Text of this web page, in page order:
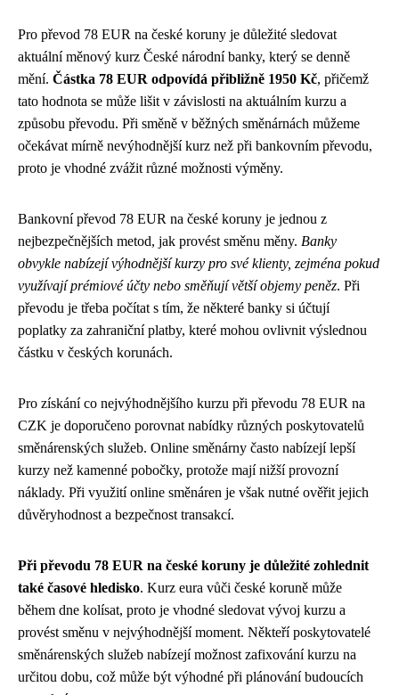
Pro převod 78 EUR na české koruny je důležité sledovat
aktuální měnový kurz České národní banky, který se denně
mění. Částka 78 EUR odpovídá přibližně 1950 Kč, přičemž
tato hodnota se může lišit v závislosti na aktuálním kurzu a
způsobu převodu. Při směně v běžných směnárnách můžeme
očekávat mírně nevýhodnější kurz než při bankovním převodu,
proto je vhodné zvážit různé možnosti výměny.
Bankovní převod 78 EUR na české koruny je jednou z
nejbezpečnějších metod, jak provést směnu měny. Banky
obvykle nabízejí výhodnější kurzy pro své klienty, zejména pokud
využívají prémiové účty nebo směňují větší objemy peněz. Při
převodu je třeba počítat s tím, že některé banky si účtují
poplatky za zahraniční platby, které mohou ovlivnit výslednou
částku v českých korunách.
Pro získání co nejvýhodnějšího kurzu při převodu 78 EUR na
CZK je doporučeno porovnat nabídky různých poskytovatelů
směnárenských služeb. Online směnárny často nabízejí lepší
kurzy než kamenné pobočky, protože mají nižší provozní
náklady. Při využití online směnáren je však nutné ověřit jejich
důvěryhodnost a bezpečnost transakcí.
Při převodu 78 EUR na české koruny je důležité zohlednit
také časové hledisko. Kurz eura vůči české koruně může
během dne kolísat, proto je vhodné sledovat vývoj kurzu a
provést směnu v nejvýhodnější moment. Někteří poskytovatelé
směnárenských služeb nabízejí možnost zafixování kurzu na
určitou dobu, což může být výhodné při plánování budoucích